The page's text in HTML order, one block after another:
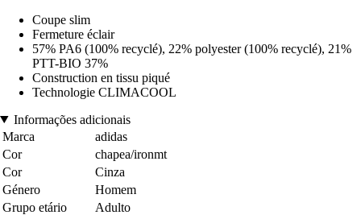
Coupe slim
Fermeture éclair
57% PA6 (100% recyclé), 22% polyester (100% recyclé), 21%
PTT-BIO 37%
Construction en tissu piqué
Technologie CLIMACOOL
Informações adicionais
Marca
adidas
Cor
chapea/ironmt
Cor
Cinza
Género
Homem
Grupo etário
Adulto